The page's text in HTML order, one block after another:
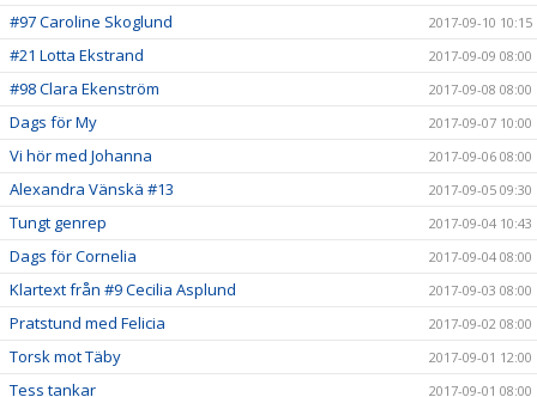
#97 Caroline Skoglund 2017-09-10 10:15
#21 Lotta Ekstrand 2017-09-09 08:00
#98 Clara Ekenström 2017-09-08 08:00
Dags för My 2017-09-07 10:00
Vi hör med Johanna 2017-09-06 08:00
Alexandra Vänskä #13 2017-09-05 09:30
Tungt genrep 2017-09-04 10:43
Dags för Cornelia 2017-09-04 08:00
Klartext från #9 Cecilia Asplund 2017-09-03 08:00
Pratstund med Felicia 2017-09-02 08:00
Torsk mot Täby 2017-09-01 12:00
Tess tankar 2017-09-01 08:00